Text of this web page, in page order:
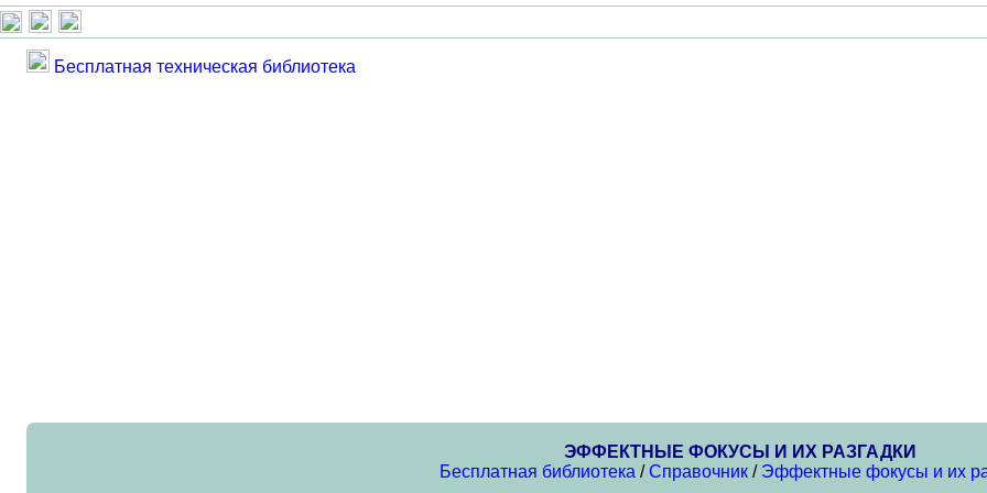
Бесплатная техническая библиотека
ЭФФЕКТНЫЕ ФОКУСЫ И ИХ РАЗГАДКИ
Бесплатная библиотека /Справочник/ Эффектные фокусы и их